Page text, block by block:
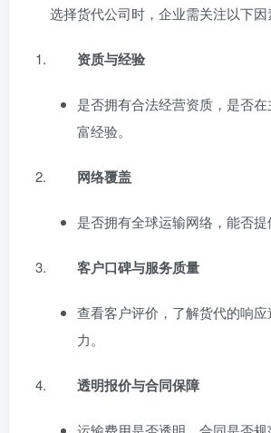
选择货代公司时，企业需关注以下因
资质与经验
是否拥有合法经营资质，是否
富经验。
网络覆盖
是否拥有全球运输网络，能否提
客户口碑与服务质量
查看客户评价，了解货代的响
力。
透明报价与合同保障